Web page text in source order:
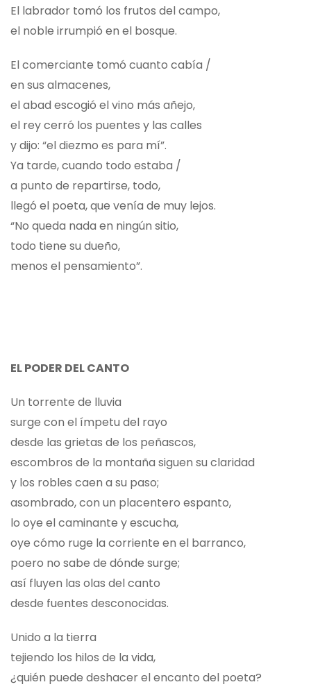
El labrador tomó los frutos del campo,
el noble irrumpió en el bosque.
El comerciante tomó cuanto cabía /
en sus almacenes,
el abad escogió el vino más añejo,
el rey cerró los puentes y las calles
y dijo: “el diezmo es para mí”.
Ya tarde, cuando todo estaba /
a punto de repartirse, todo,
llegó el poeta, que venía de muy lejos.
“No queda nada en ningún sitio,
todo tiene su dueño,
menos el pensamiento”.
EL PODER DEL CANTO
Un torrente de lluvia
surge con el ímpetu del rayo
desde las grietas de los peñascos,
escombros de la montaña siguen su claridad
y los robles caen a su paso;
asombrado, con un placentero espanto,
lo oye el caminante y escucha,
oye cómo ruge la corriente en el barranco,
poero no sabe de dónde surge;
así fluyen las olas del canto
desde fuentes desconocidas.
Unido a la tierra
tejiendo los hilos de la vida,
¿quién puede deshacer el encanto del poeta?